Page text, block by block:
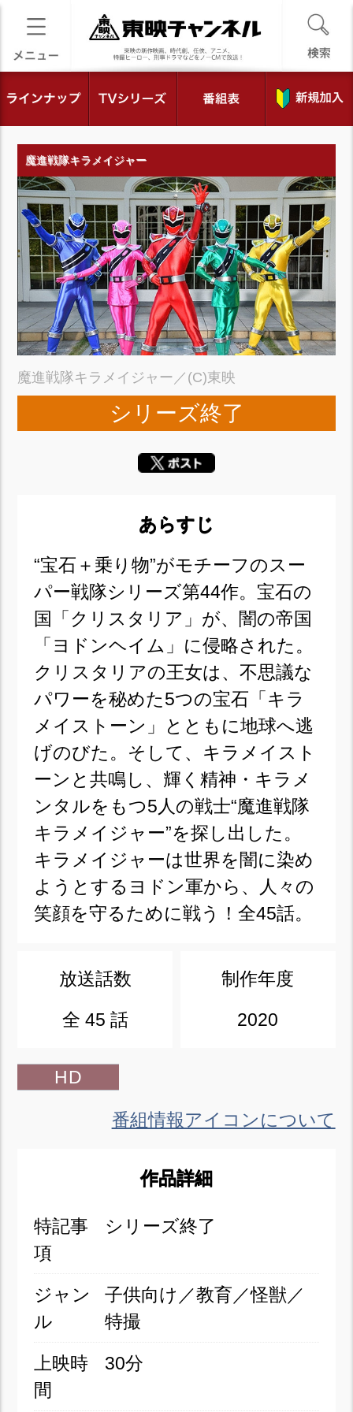
魔進戦隊キラメイジャー
魔進戦隊キラメイジャー／(C)東映
シリーズ終了
あらすじ
“宝石＋乗り物”がモチーフのスー
パー戦隊シリーズ第44作。宝石の
国「クリスタリア」が、闇の帝国
「ヨドンヘイム」に侵略された。
クリスタリアの王女は、不思議な
パワーを秘めた5つの宝石「キラ
メイストーン」とともに地球へ逃
げのびた。そして、キラメイスト
ーンと共鳴し、輝く精神・キラメ
ンタルをもつ5人の戦士“魔進戦隊
キラメイジャー”を探し出した。
キラメイジャーは世界を闇に染め
ようとするヨドン軍から、人々の
笑顔を守るために戦う！全45話。
放送話数
全 45 話
制作年度
2020
HD
番組情報アイコンについて
作品詳細
特記事
項
シリーズ終了
ジャン
ル
子供向け／教育／怪獣／
特撮
上映時
間
30分